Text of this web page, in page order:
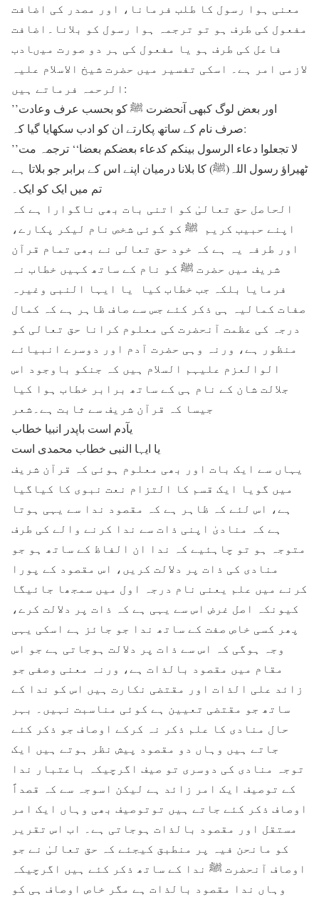
معنی ہوا رسول کا طلب فرمانا، اور مصدر کی اضافت
مفعول کی طرف ہو تو ترجمہ ہوا رسول کو بلانا۔اضافت
فاعل کی طرف ہو یا مفعول کی ہر دو صورت میںادب
لازمی امر ہے۔ اسکی تفسیر میں حضرت شیخ الاسلام علیہ
الرحمہ فرماتے ہیں:
’’اور بعض لوگ کبھی آنحضرت ﷺ کو بحسب عرف وعادت
صرف نام کے ساتھ پکارتے ان کو ادب سکھایا گیا کہ:
’’لا تجعلوا دعاء الرسول بینکم کدعاء بعضکم بعضا‘‘ ترجمہ مت
ٹھیراؤ رسول اللہ(ﷺ) کا بلانا درمیان اپنے اس کے برابر جو بلاتا ہے
تم میں ایک کو ایک۔
الحاصل حق تعالیٰ کو اتنی بات بھی ناگوارا ہے کہ
اپنے حبیب کریم ﷺ کو کوئی شخص نام لیکر پکارے،
اور طرفہ یہ ہے کہ خود حق تعالی نے بھی تمام قرآن
شریف میں حضرت ﷺ کو نام کے ساتھ کہیں خطاب نہ
فرمایا بلکہ جب خطاب کیا یا ایہا النبی وغیرہ
صفات کمالیہ ہی ذکر کئے جس سے صاف ظاہر ہے کہ کمال
درجہ کی عظمت آنحضرت کی معلوم کرانا حق تعالی کو
منظور ہے، ورنہ وہی حضرت آدم اور دوسرے انبیائے
الوالعزم علیہم السلام ہیں کہ جنکو باوجود اس
جلالت شان کے نام ہی کے ساتھ برابر خطاب ہوا کیا
جیسا کہ قرآن شریف سے ثابت ہے۔شعر
یآدم است باپدر انبیا خطاب
یا ایہا النبی خطاب محمدی است
یہاں سے ایک بات اور بھی معلوم ہوئی کہ قرآن شریف
میں گویا ایک قسم کا التزام نعت نبوی کا کیاگیا
ہے، اس لئے کہ ظاہر ہے کہ مقصود ندا سے یہی ہوتا
ہے کہ منادیٰ اپنی ذات سے ندا کرنے والے کی طرف
متوجہ ہو تو چاہئیے کہ ندا ان الفاظ کے ساتھ ہو جو
منادی کی ذات پر دلالت کریں، اس مقصود کے پورا
کرنے میں علم یعنی نام درجہ اول میں سمجھا جائیگا
کیونکہ اصل غرض اس سے یہی ہے کہ ذات پر دلالت کرے،
پھر کسی خاص صفت کے ساتھ ندا جو جائز ہے اسکی یہی
وجہ ہوگی کہ اس سے ذات پر دلالت ہوجاتی ہے جو اس
مقام میں مقصود بالذات ہے، ورنہ معنی وصفی جو
زائد علی الذات اور مقتضی نکارت ہیں اس کو ندا کے
ساتھ جو مقتضی تعیین ہے کوئی مناسبت نہیں۔ بہر
حال منادی کا علم ذکر نہ کرکے اوصاف جو ذکر کئے
جاتے ہیں وہاں دو مقصود پیش نظر ہوتے ہیں ایک
توجہ منادی کی دوسری تو صیف اگرچیکہ باعتبار ندا
کے توصیف ایک امر زائد ہے لیکن اسوجہ سے کہ قصداً
اوصاف ذکر کئے جاتے ہیں توتوصیف بھی وہاں ایک امر
مستقل اور مقصود بالذات ہوجاتی ہے۔ اب اس تقریر
کو مانحن فیہ پر منطبق کیجئے کہ حق تعالیٰ نے جو
اوصاف آنحضرت ﷺ ندا کے ساتھ ذکر کئے ہیں اگرچیکہ
وہاں ندا مقصود بالذات ہے مگر خاص اوصاف ہی کو